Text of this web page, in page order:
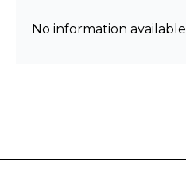
No information available